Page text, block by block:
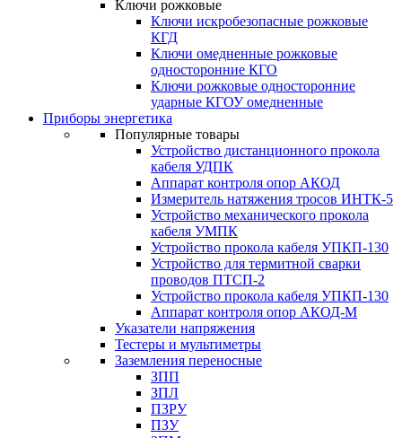
Ключи рожковые
Ключи искробезопасные рожковые
КГД
Ключи омедненные рожковые
односторонние КГО
Ключи рожковые односторонние
ударные КГОУ омедненные
Приборы энергетика
Популярные товары
Устройство дистанционного прокола
кабеля УДПК
Аппарат контроля опор АКОД
Измеритель натяжения тросов ИНТК-5
Устройство механического прокола
кабеля УМПК
Устройство прокола кабеля УПКП-130
Устройство для термитной сварки
проводов ПТСП-2
Устройство прокола кабеля УПКП-130
Аппарат контроля опор АКОД-М
Указатели напряжения
Тестеры и мультиметры
Заземления переносные
ЗПП
ЗПЛ
ПЗРУ
ПЗУ